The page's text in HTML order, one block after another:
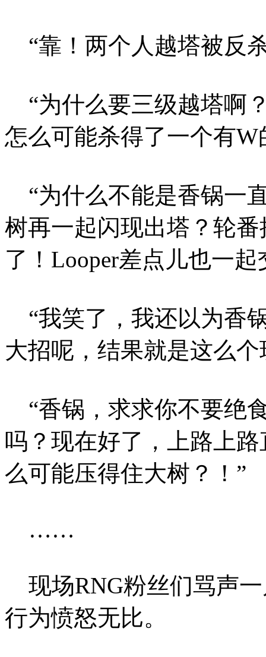
“靠！两个人越塔被反
“为什么要三级越塔啊
怎么可能杀得了一个有W
“为什么不能是香锅一
树再一起闪现出塔？轮
了！Looper差点儿也一起
“我笑了，我还以为香
大招呢，结果就是这么个
“香锅，求求你不要绝
吗？现在好了，上路上
么可能压得住大树？！”
……
现场RNG粉丝们骂声
行为愤怒无比。